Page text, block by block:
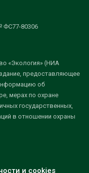
ФС77-80306
«Экология» (НИА
предоставляющее
об
мерах по охране
государственных,
в отношении охраны
и cookies